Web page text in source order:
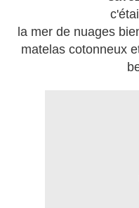
la mer de nuages
matelas cotonneux